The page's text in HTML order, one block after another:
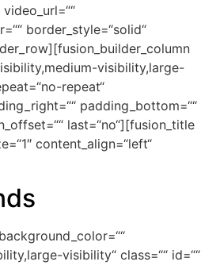
border_style=“solid“
visibility,medium-visibility,large-
repeat“
padding_bottom=““
last=“no“][fusion_title
content_align=“left“
visibility“ class=““ id=““